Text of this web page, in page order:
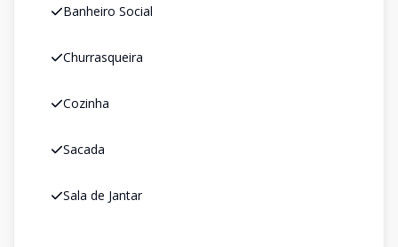
Banheiro Social
Churrasqueira
Cozinha
Sacada
Sala de Jantar